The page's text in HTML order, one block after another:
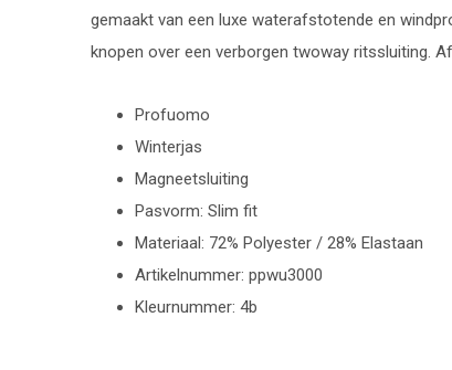
gemaakt van een luxe waterafstotende en
knopen over een verborgen twoway ritssluiting.
Profuomo
Winterjas
Magneetsluiting
Pasvorm: Slim fit
Materiaal: 72% Polyester / 28% Elastaan
Artikelnummer: ppwu3000
Kleurnummer: 4b